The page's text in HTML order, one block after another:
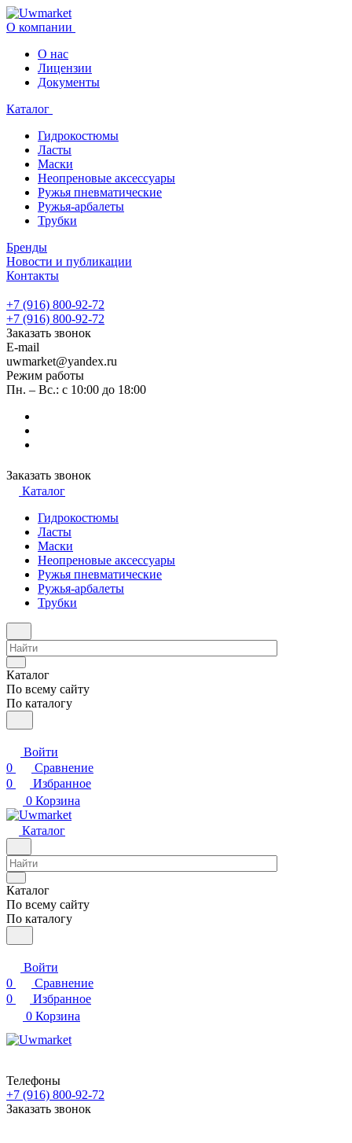
О компании
О нас
Лицензии
Документы
Каталог
Гидрокостюмы
Ласты
Маски
Неопреновые аксессуары
Ружья пневматические
Ружья-арбалеты
Трубки
Бренды
Новости и публикации
Контакты
+7 (916) 800-92-72
+7 (916) 800-92-72
Заказать звонок
E-mail
uwmarket@yandex.ru
Режим работы
Пн. – Вс.: с 10:00 до 18:00
Заказать звонок
Каталог
Гидрокостюмы
Ласты
Маски
Неопреновые аксессуары
Ружья пневматические
Ружья-арбалеты
Трубки
Каталог
По всему сайту
По каталогу
Войти
0
Сравнение
0
Избранное
0 Корзина
Каталог
Каталог
По всему сайту
По каталогу
Войти
0
Сравнение
0
Избранное
0 Корзина
Телефоны
+7 (916) 800-92-72
Заказать звонок